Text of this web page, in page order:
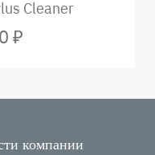
Cleaner
₽
компании